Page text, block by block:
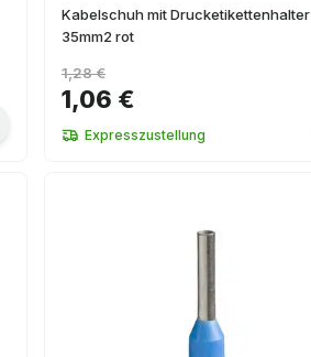
Kabelschuh mit Drucketikettenhalter
35mm2 rot
1,06 €
1,28 €
Expresszustellung